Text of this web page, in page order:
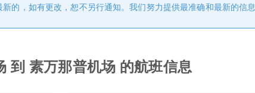
的，如有更改，恕不另行通知。我们努力提供最准确和最新的信息
到 素万那普机场 的航班信息